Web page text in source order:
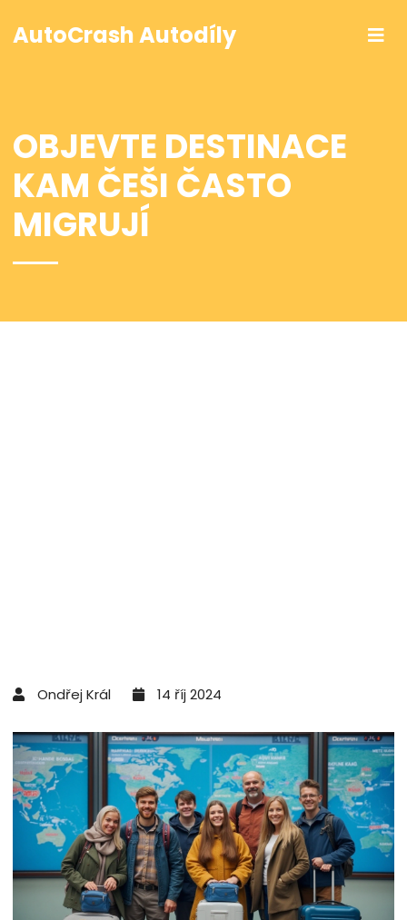
AutoCrash Autodíly
OBJEVTE DESTINACE
KAM ČEŠI ČASTO
MIGRUJÍ
Ondřej Král 14 říj 2024